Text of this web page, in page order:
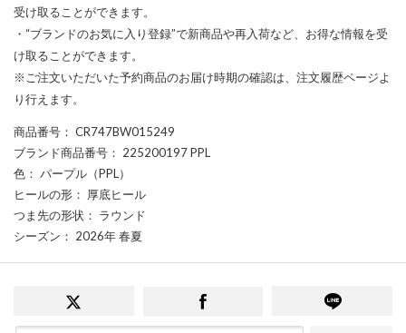
受け取ることができます。
・“ブランドのお気に入り登録”で新商品や再入荷など、お得な情報を受
け取ることができます。
※ご注文いただいた予約商品のお届け時期の確認は、注文履歴ページよ
り行えます。
商品番号 ： CR747BW015249
ブランド商品番号 ： 225200197 PPL
色 ： パープル（PPL）
ヒールの形 ： 厚底ヒール
つま先の形状 ： ラウンド
シーズン ： 2026年 春夏